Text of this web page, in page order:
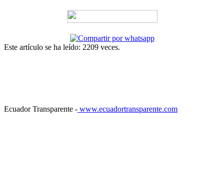
Este artículo se ha leído: 2209 veces.
Ecuador Transparente - www.ecuadortransparente.com